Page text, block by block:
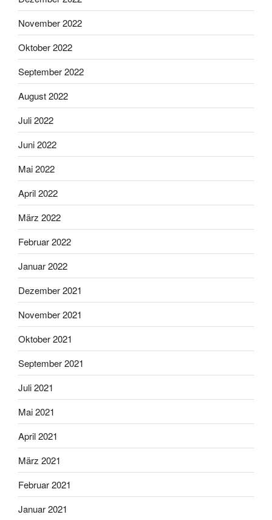
November 2022
Oktober 2022
September 2022
August 2022
Juli 2022
Juni 2022
Mai 2022
April 2022
März 2022
Februar 2022
Januar 2022
Dezember 2021
November 2021
Oktober 2021
September 2021
Juli 2021
Mai 2021
April 2021
März 2021
Februar 2021
Januar 2021